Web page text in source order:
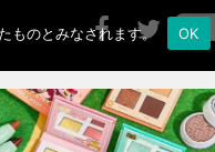
ものとみなされます。 OK